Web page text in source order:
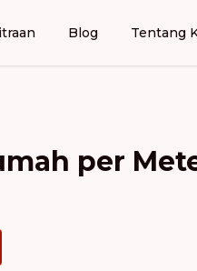
Blog Tentang
per